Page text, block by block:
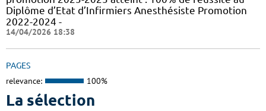
Diplôme d’Etat d’Infirmiers Anesthésiste Promotion
2022-2024 -
14/04/2026 18:38
PAGES
relevance: 100%
La sélection